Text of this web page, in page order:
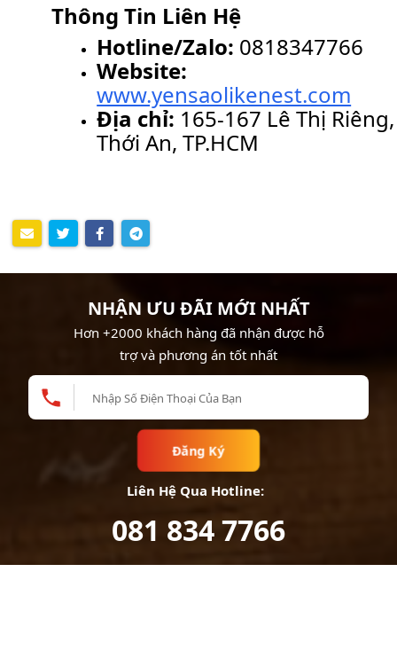
Thông Tin Liên Hệ
Hotline/Zalo: 0818347766
Website:
www.yensaolikenest.com
Địa chỉ: 165-167 Lê Thị Riêng,
Thới An, TP.HCM
NHẬN ƯU ĐÃI MỚI NHẤT
Hơn +2000 khách hàng đã nhận được hỗ
trợ và phương án tốt nhất
Đăng Ký
Liên Hệ Qua Hotline:
081 834 7766